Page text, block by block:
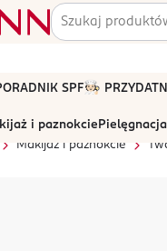
SPF🧑🏻‍🍳
i paznokcie
Makijaż i paznokcie